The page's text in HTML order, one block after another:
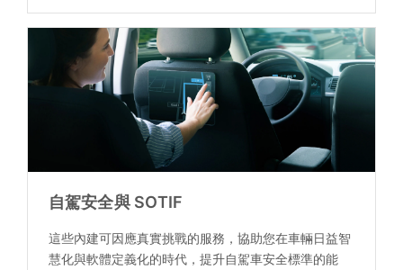
自駕安全與 SOTIF
這些內建可因應真實挑戰的服務，協助您在車輛日益智
慧化與軟體定義化的時代，提升自駕車安全標準的能